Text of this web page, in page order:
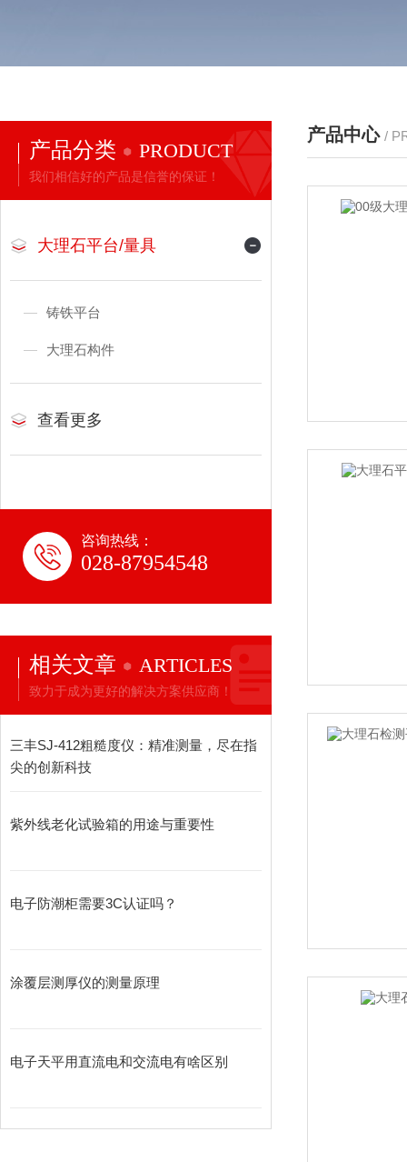
产品分类 PRODUCT
我们相信好的产品是信誉的保证！
大理石平台/量具
铸铁平台
大理石构件
查看更多
咨询热线：
028-87954548
相关文章 ARTICLES
致力于成为更好的解决方案供应商！
三丰SJ-412粗糙度仪：精准测量，尽在指
尖的创新科技
紫外线老化试验箱的用途与重要性
电子防潮柜需要3C认证吗？
涂覆层测厚仪的测量原理
电子天平用直流电和交流电有啥区别
产品中心 /